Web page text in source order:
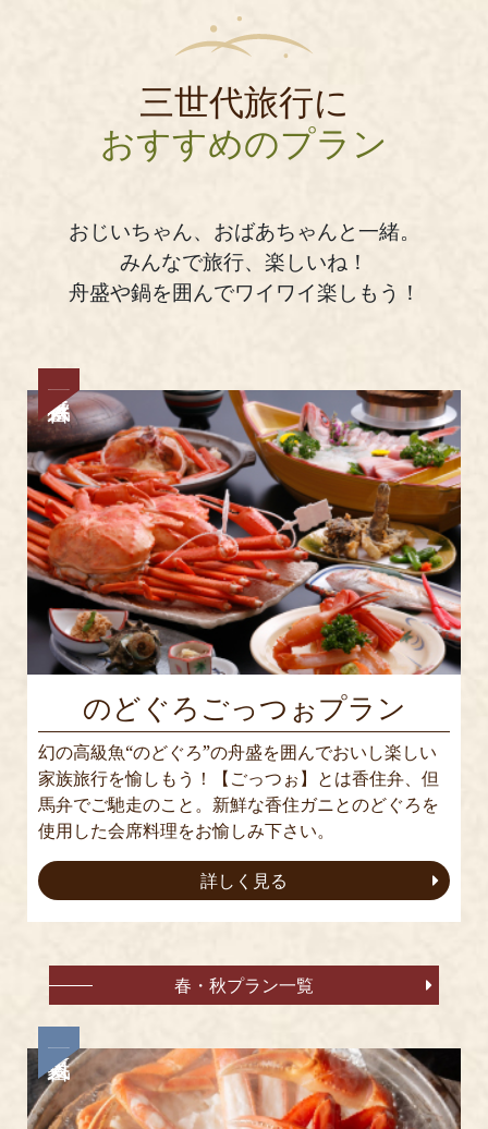
三世代旅行に
おすすめのプラン
おじいちゃん、おばあちゃんと一緒。
みんなで旅行、楽しいね！
舟盛や鍋を囲んでワイワイ楽しもう！
のどぐろごっつぉプラン
幻の高級魚“のどぐろ”の舟盛を囲んでおいし楽しい
家族旅行を愉しもう！【ごっつぉ】とは香住弁、但
馬弁でご馳走のこと。新鮮な香住ガニとのどぐろを
使用した会席料理をお愉しみ下さい。
詳しく見る
春・秋プラン一覧